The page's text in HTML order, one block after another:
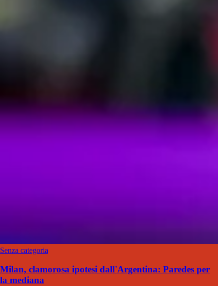
Senza categoria
Milan, clamorosa ipotesi dall'Argentina: Paredes per
la mediana